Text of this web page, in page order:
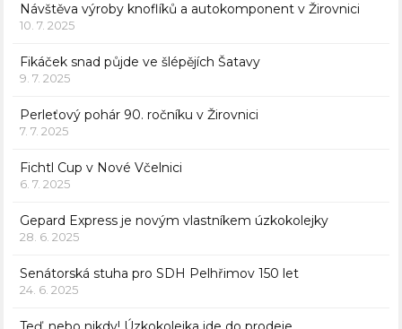
Návštěva výroby knoflíků a autokomponent v Žirovnici
10. 7. 2025
Fikáček snad půjde ve šlépějích Šatavy
9. 7. 2025
Perleťový pohár 90. ročníku v Žirovnici
7. 7. 2025
Fichtl Cup v Nové Včelnici
6. 7. 2025
Gepard Express je novým vlastníkem úzkokolejky
28. 6. 2025
Senátorská stuha pro SDH Pelhřimov 150 let
24. 6. 2025